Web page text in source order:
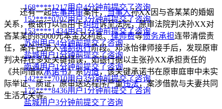
还有一起民事再审案件，当事人孙XX因与吝某某的婚姻
关系，被银行以信用卡纠纷诉至法院，原审法院判决孙XX对
吝某某的85000元本金及利息、律师费等债务承担连带清偿责
任，案件已进入强制执行阶段。邓泳怡律师接手后，发现原审
判决存在多处关键错误，如银行据以主张孙XX承担责任的
《共同借款承诺书》系伪造，该关键承诺书在原审庭审中未实
际举证、质证，原审送达程序严重违法，案涉借款与夫妻共同
生活无关等。
168****1217用户4分钟前提交了咨询
152****0707用户3分钟前提交了咨询
153****1434用户1分钟前提交了咨询
苏州用户4分钟前提交了咨询
盐城用户1分钟前提交了咨询
南通用户1分钟前提交了咨询
142****7010用户3分钟前提交了咨询
175****8436用户1分钟前提交了咨询
盐城用户3分钟前提交了咨询